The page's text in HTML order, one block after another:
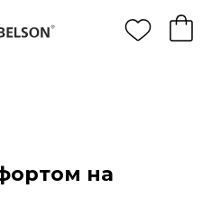
на